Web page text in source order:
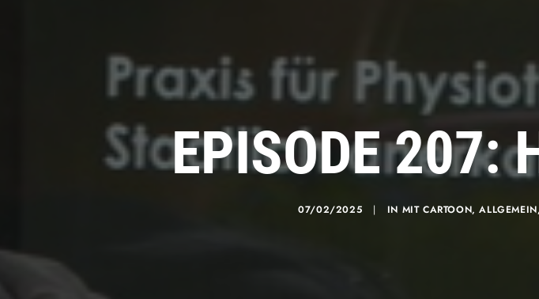
EPISODE 207:
07/02/2025 | IN MIT CARTOON,ALLGEMEIN,